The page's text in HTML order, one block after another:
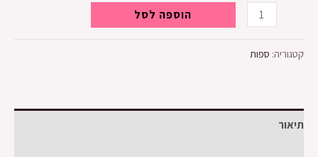
הוספה לסל
קטגוריה: ספות
תיאור